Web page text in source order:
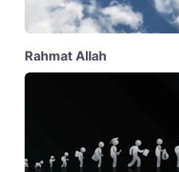
Rahmat Allah